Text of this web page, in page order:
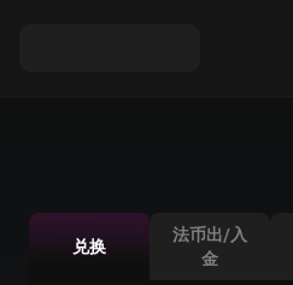
兑换
法币出/入
金